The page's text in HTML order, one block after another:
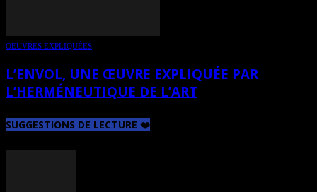
OEUVRES EXPLIQUÉES
L’ENVOL, UNE ŒUVRE EXPLIQUÉE PAR
L’HERMÉNEUTIQUE DE L’ART
SUGGESTIONS DE LECTURE ❤️